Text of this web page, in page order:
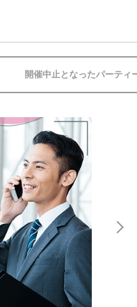
開催中止となったパーティ